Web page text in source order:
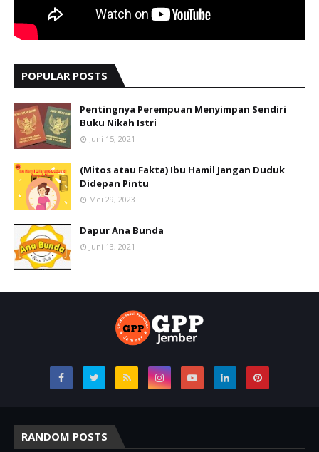
POPULAR POSTS
Pentingnya Perempuan Menyimpan Sendiri
Buku Nikah Istri
Juni 15, 2021
(Mitos atau Fakta) Ibu Hamil Jangan Duduk
Didepan Pintu
Mei 29, 2023
Dapur Ana Bunda
Juni 13, 2021
RANDOM POSTS